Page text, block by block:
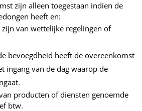
zijn alleen toegestaan indien de
heeft en:
zijn van wettelijke regelingen of
bevoegdheid heeft de overeenkomst
ingang van de dag waarop de
producten of diensten genoemde
btw.